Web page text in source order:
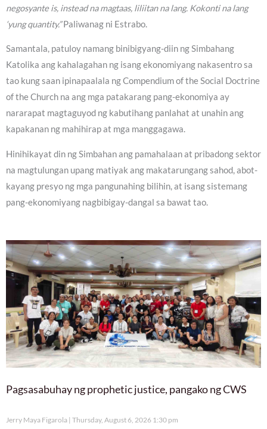
negosyante is, instead na magtaas, liliitan na lang. Kokonti na lang
‘yung quantity.”Paliwanag ni Estrabo.
Samantala, patuloy namang binibigyang-diin ng Simbahang
Katolika ang kahalagahan ng isang ekonomiyang nakasentro sa
tao kung saan ipinapaalala ng Compendium of the Social Doctrine
of the Church na ang mga patakarang pang-ekonomiya ay
nararapat magtaguyod ng kabutihang panlahat at unahin ang
kapakanan ng mahihirap at mga manggagawa.
Hinihikayat din ng Simbahan ang pamahalaan at pribadong sektor
na magtulungan upang matiyak ang makatarungang sahod, abot-
kayang presyo ng mga pangunahing bilihin, at isang sistemang
pang-ekonomiyang nagbibigay-dangal sa bawat tao.
Pagsasabuhay ng prophetic justice, pangako ng CWS
Jerry Maya Figarola Thursday, August 6, 2026 1:30 pm